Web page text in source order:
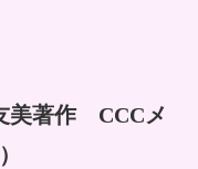
美著作 CCCメ